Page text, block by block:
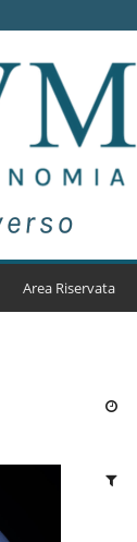
Area Riservata